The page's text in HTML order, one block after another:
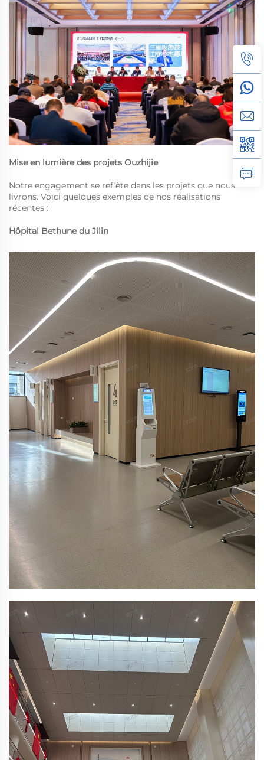
Mise en lumière des projets Ouzhijie
Notre engagement se reflète dans les projets que nous
livrons. Voici quelques exemples de nos réalisations
récentes :
Hôpital Bethune du Jilin